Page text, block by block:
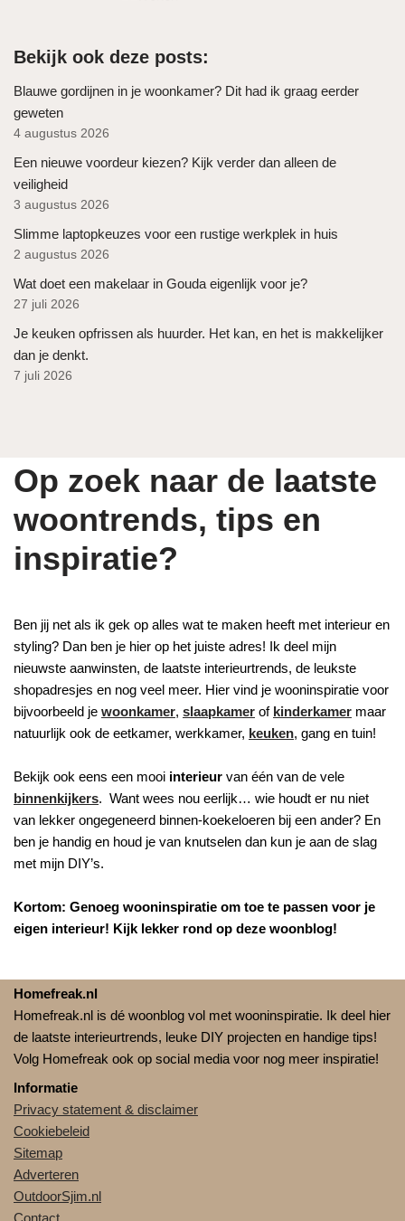
Bekijk ook deze posts:
Blauwe gordijnen in je woonkamer? Dit had ik graag eerder
geweten
4 augustus 2026
Een nieuwe voordeur kiezen? Kijk verder dan alleen de
veiligheid
3 augustus 2026
Slimme laptopkeuzes voor een rustige werkplek in huis
2 augustus 2026
Wat doet een makelaar in Gouda eigenlijk voor je?
27 juli 2026
Je keuken opfrissen als huurder. Het kan, en het is makkelijker
dan je denkt.
7 juli 2026
Op zoek naar de laatste
woontrends, tips en
inspiratie?
Ben jij net als ik gek op alles wat te maken heeft met interieur en
styling? Dan ben je hier op het juiste adres! Ik deel mijn
nieuwste aanwinsten, de laatste interieurtrends, de leukste
shopadresjes en nog veel meer. Hier vind je wooninspiratie voor
bijvoorbeeld je woonkamer, slaapkamer of kinderkamer maar
natuurlijk ook de eetkamer, werkkamer, keuken, gang en tuin!
Bekijk ook eens een mooi interieur van één van de vele
binnenkijkers. Want wees nou eerlijk… wie houdt er nu niet
van lekker ongegeneerd binnen-koekeloeren bij een ander? En
ben je handig en houd je van knutselen dan kun je aan de slag
met mijn DIY’s.
Kortom: Genoeg wooninspiratie om toe te passen voor je
eigen interieur! Kijk lekker rond op deze woonblog!
Homefreak.nl
Homefreak.nl is dé woonblog vol met wooninspiratie. Ik deel hier
de laatste interieurtrends, leuke DIY projecten en handige tips!
Volg Homefreak ook op social media voor nog meer inspiratie!
Informatie
Privacy statement & disclaimer
Cookiebeleid
Sitemap
Adverteren
OutdoorSjim.nl
Contact